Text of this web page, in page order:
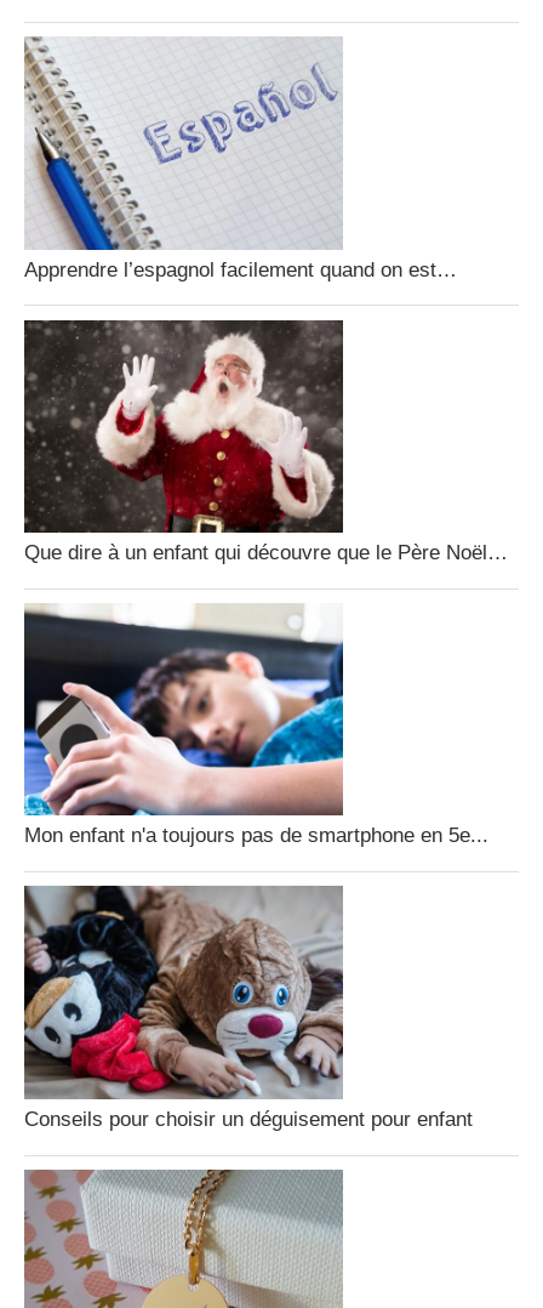
Apprendre l’espagnol facilement quand on est…
Que dire à un enfant qui découvre que le Père Noël…
Mon enfant n'a toujours pas de smartphone en 5e...
Conseils pour choisir un déguisement pour enfant